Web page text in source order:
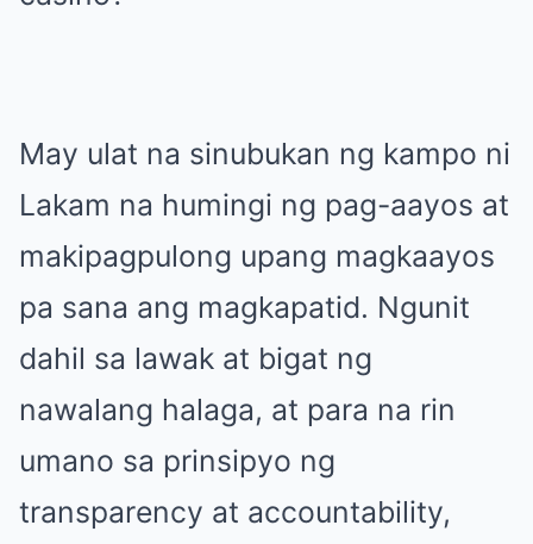
May ulat na sinubukan ng kampo ni
Lakam na humingi ng pag-aayos at
makipagpulong upang magkaayos
pa sana ang magkapatid. Ngunit
dahil sa lawak at bigat ng
nawalang halaga, at para na rin
umano sa prinsipyo ng
transparency at accountability,